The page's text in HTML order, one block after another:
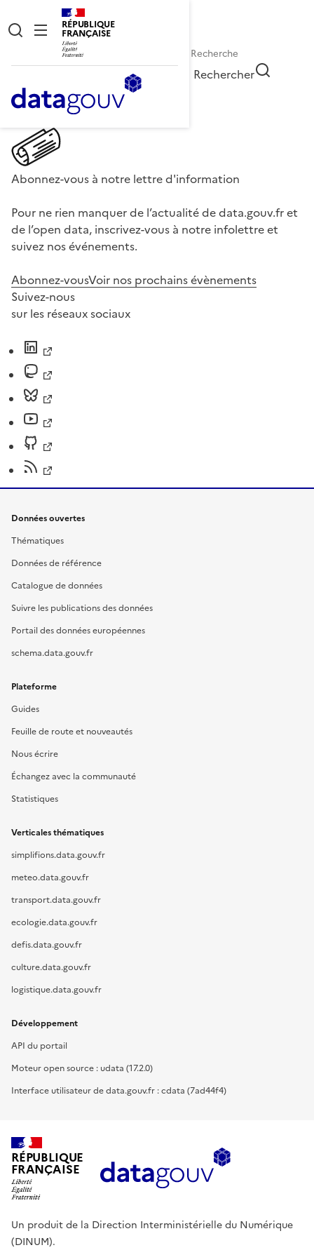
RÉPUBLIQUE
FRANÇAISE
Rechercher
Abonnez-vous à notre lettre d'information
Pour ne rien manquer de l’actualité de data.gouv.fr et
de l’open data, inscrivez-vous à notre infolettre et
suivez nos événements.
Abonnez-vousVoir nos prochains évènements
Suivez-nous
sur les réseaux sociaux
Données ouvertes
Thématiques
Données de référence
Catalogue de données
Suivre les publications des données
Portail des données européennes
schema.data.gouv.fr
Plateforme
Guides
Feuille de route et nouveautés
Nous écrire
Échangez avec la communauté
Statistiques
Verticales thématiques
simplifions.data.gouv.fr
meteo.data.gouv.fr
transport.data.gouv.fr
ecologie.data.gouv.fr
defis.data.gouv.fr
culture.data.gouv.fr
logistique.data.gouv.fr
Développement
API du portail
Moteur open source : udata (17.2.0)
Interface utilisateur de data.gouv.fr : cdata (7ad44f4)
RÉPUBLIQUE
FRANÇAISE
Un produit de la Direction Interministérielle du Numérique
(DINUM).